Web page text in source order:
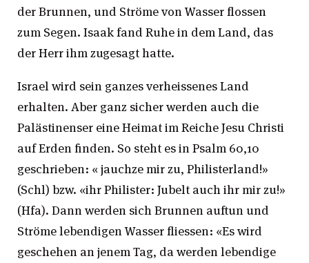
der Brunnen, und Ströme von Wasser flossen
zum Segen. Isaak fand Ruhe in dem Land, das
der Herr ihm zugesagt hatte.
Israel wird sein ganzes verheissenes Land
erhalten. Aber ganz sicher werden auch die
Palästinenser eine Heimat im Reiche Jesu Christi
auf Erden finden. So steht es in Psalm 60,10
geschrieben: « jauchze mir zu, Philisterland!»
(Schl) bzw. «ihr Philister: Jubelt auch ihr mir zu!»
(Hfa). Dann werden sich Brunnen auftun und
Ströme lebendigen Wasser fliessen: «Es wird
geschehen an jenem Tag, da werden lebendige